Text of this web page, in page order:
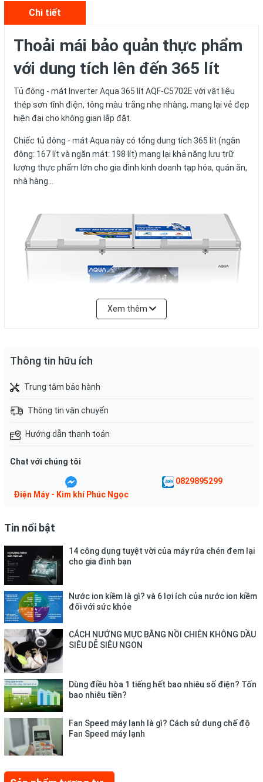
Chi tiết
Thoải mái bảo quản thực phẩm
với dung tích lên đến 365 lít
Tủ đông - mát Inverter Aqua 365 lít AQF-C5702E với vật liệu
thép sơn tĩnh điện, tông màu trắng nhẹ nhàng, mang lại vẻ đẹp
hiện đại cho không gian lắp đặt.
Chiếc tủ đông - mát Aqua này có tổng dung tích 365 lít (ngăn
đông: 167 lít và ngăn mát: 198 lít) mang lại khả năng lưu trữ
lượng thực phẩm lớn cho gia đình kinh doanh tạp hóa, quán ăn,
nhà hàng...
Tủ đông 2 cửa với 2 ngăn giúp
lưu trữ đa dạng
Tủ đông Aqua được thiết kế gồm 1 ngăn mát và 1 ngăn đông
từng nhiệt độ khác nhau.
Vận hành êm ái, tiết kiệm điện
năng với công nghệ Inverter
Tủ đông - mát Aqua được tích hợp công nghệ Inverter không
chỉ mang lại khả năng vận hành bền bỉ và êm ái, duy trì độ lạnh
phù hợp mà còn giảm thiểu chi phí tiền điện hằng tháng cho
gia đình bạn.
Xem thêm
Thông tin hữu ích
Trung tâm bảo hành
Thông tin vận chuyển
Hướng dẫn thanh toán
Chat với chúng tôi
Điện Máy - Kim khí Phúc Ngọc
0829895299
Tin nổi bật
14 công dụng tuyệt vời của máy rửa chén đem lại
cho gia đình bạn
Nước ion kiềm là gì? và 6 lợi ích của nước ion kiềm
đối với sức khỏe
CÁCH NƯỚNG MỰC BẰNG NỒI CHIÊN KHÔNG DẦU
SIÊU DỄ SIÊU NGON
Dùng điều hòa 1 tiếng hết bao nhiêu số điện? Tốn
bao nhiêu tiền?
Fan Speed máy lạnh là gì? Cách sử dụng chế độ
Fan Speed máy lạnh